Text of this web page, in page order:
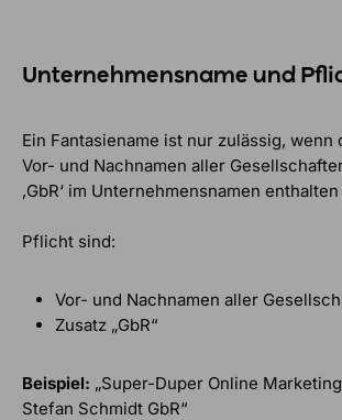
Unternehmensname und
Ein Fantasiename ist nur zulässig, wenn
Vor- und Nachnamen aller
‚GbR‘ im Unternehmensnamen
Pflicht sind:
Vor- und Nachnamen aller
Zusatz „GbR“
Beispiel: „Super-Duper Online
Stefan Schmidt GbR“